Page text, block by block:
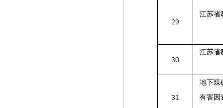
29
江苏省
30
江苏省
31
地下煤
有害因